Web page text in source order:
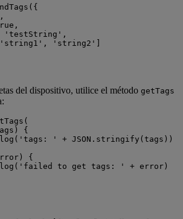
({
,
,
' testString ' ,
' string1 ' , ' string2 ' ]
del dispositivo, utilice el método getTags
(
)
{
log ( ' tags: ' + JSON . stringify ( tags ))
)
{
log ( ' failed to get tags: ' + error)